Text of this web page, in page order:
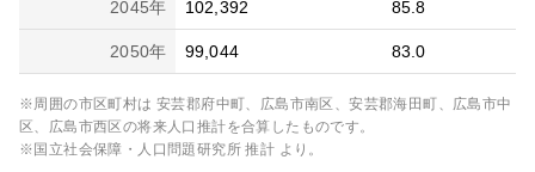
2045年 102,392 85.8
2050年 99,044 83.0
※周囲の市区町村は 安芸郡府中町、広島市南区、安芸郡海田町、広島市中
区、広島市西区の将来人口推計を合算したものです。
※国立社会保障・人口問題研究所 推計 より。